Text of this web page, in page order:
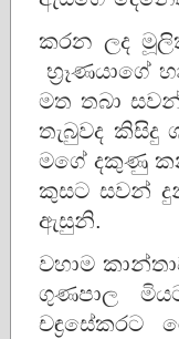
කරන ලද
මත තබා
තැබුවද කිසිදු
මගේ දකුණු
කුසට සවන්
ඇසුනි.
වහාම
ගුණපාල